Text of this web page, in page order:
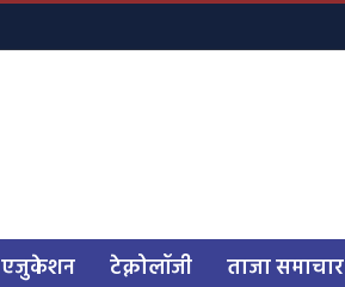
एजुकेशन टेक्नोलॉजी ताजा समाचार